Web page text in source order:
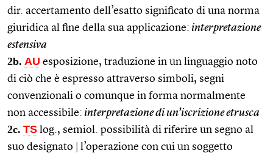
dir. accertamento dell’esatto significato di una norma
giuridica al fine della sua applicazione: interpretazione
estensiva
2b. AU esposizione, traduzione in un linguaggio noto
di ciò che è espresso attraverso simboli, segni
convenzionali o comunque in forma normalmente
non accessibile: interpretazione di un’iscrizione etrusca
2c. TS log., semiol. possibilità di riferire un segno al
suo designato
l’operazione con cui un soggetto